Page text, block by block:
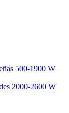
500-1900 W
2000-2600 W